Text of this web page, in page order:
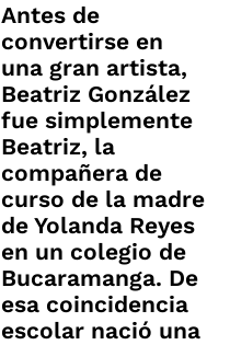
Antes de
convertirse en
una gran artista,
Beatriz González
fue simplemente
Beatriz, la
compañera de
curso de la madre
de Yolanda Reyes
en un colegio de
Bucaramanga. De
esa coincidencia
escolar nació una